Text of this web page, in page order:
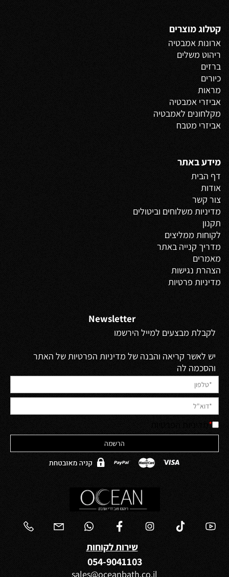
קטלוג מוצרים
ארונות אמבטיה
ריהוט משלים
ברזים
כיורים
מראות
אביזרי אמבטיה
מקלחונים לאמבטיה
אביזרי מטבח
מידע באתר
דף הבית
אודות
צור קשר
מדיניות משלוחים וביטולים
תקנון
לקוחות ממליצים
מדריך קנייה באתר
מאמרים
הצהרת נגישות
מדיניות פרטיות
Newsletter
לקבלת מבצעים למייל הירשמו
יש לאשר קריאה והבנה של מדיניות הפרטיות של האתר
והסכמה לה
*
שירות לקוחות
054-9041103
sales@oceanbath.co.il